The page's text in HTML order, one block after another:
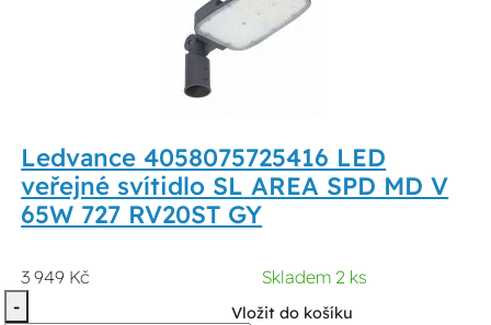
Ledvance 4058075725416 LED
veřejné svítidlo SL AREA SPD MD V
65W 727 RV20ST GY
3 949 Kč
Skladem 2 ks
-
Vložit do košíku